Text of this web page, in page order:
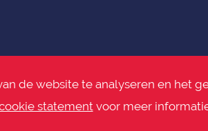
de website te analyseren en het
statementvoor meer